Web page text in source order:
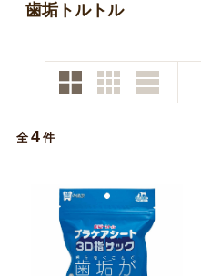
日用品（デイリー）
トリマーグッズ
お問い合わせ
歯垢トルトル
全 4 件